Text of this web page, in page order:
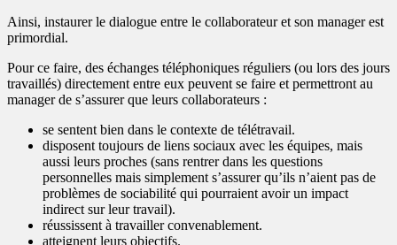
Ainsi, instaurer le dialogue entre le collaborateur et son manager est
primordial.
Pour ce faire, des échanges téléphoniques réguliers (ou lors des jours
travaillés) directement entre eux peuvent se faire et permettront au
manager de s’assurer que leurs collaborateurs :
se sentent bien dans le contexte de télétravail.
disposent toujours de liens sociaux avec les équipes, mais
aussi leurs proches (sans rentrer dans les questions
personnelles mais simplement s’assurer qu’ils n’aient pas de
problèmes de sociabilité qui pourraient avoir un impact
indirect sur leur travail).
réussissent à travailler convenablement.
atteignent leurs objectifs.